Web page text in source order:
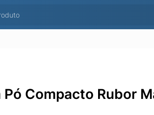
Pó Compacto Rubor